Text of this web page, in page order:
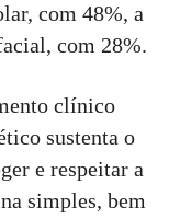
com 48%, a
com 28%.
clínico
sustenta o
e respeitar a
simples, bem